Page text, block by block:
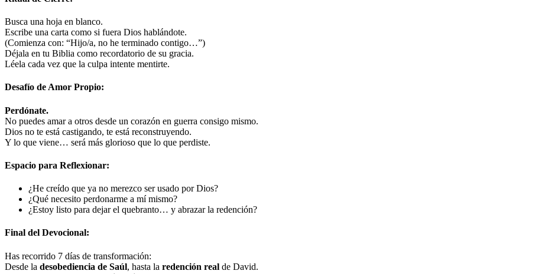
Busca una hoja en blanco.
Escribe una carta como si fuera Dios hablándote.
(Comienza con: “Hijo/a, no he terminado contigo…”)
Déjala en tu Biblia como recordatorio de su gracia.
Léela cada vez que la culpa intente mentirte.
Desafío de Amor Propio:
Perdónate.
No puedes amar a otros desde un corazón en guerra consigo mismo.
Dios no te está castigando, te está reconstruyendo.
Y lo que viene… será más glorioso que lo que perdiste.
Espacio para Reflexionar:
¿He creído que ya no merezco ser usado por Dios?
¿Qué necesito perdonarme a mí mismo?
¿Estoy listo para dejar el quebranto… y abrazar la redención?
Final del Devocional:
Has recorrido 7 días de transformación:
Desde la desobediencia de Saúl, hasta la redención real de David.